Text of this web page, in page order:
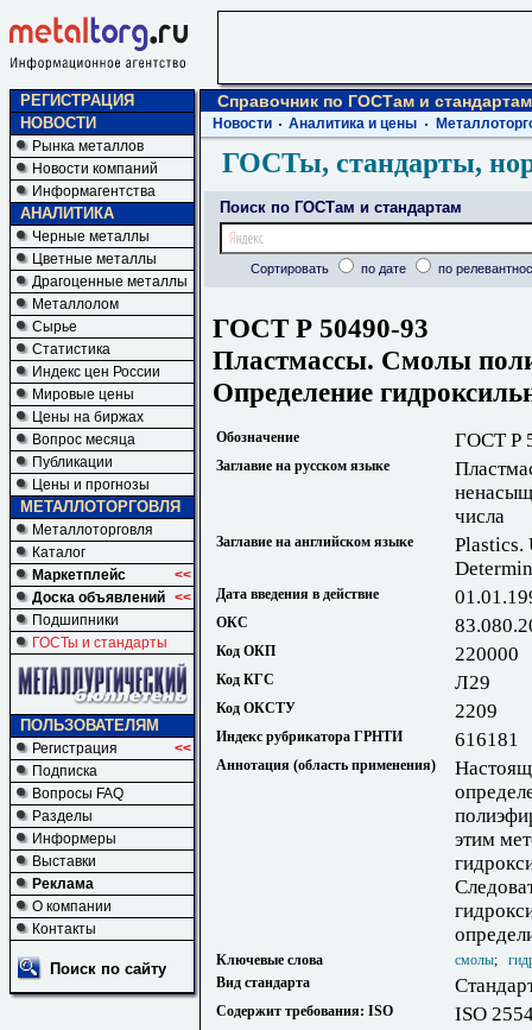
РЕГИСТРАЦИЯ
НОВОСТИ
Рынка металлов
Новости компаний
Информагентства
АНАЛИТИКА
Черные металлы
Цветные металлы
Драгоценные металлы
Металлолом
Сырье
Статистика
Индекс цен России
Мировые цены
Цены на биржах
Вопрос месяца
Публикации
Цены и прогнозы
МЕТАЛЛОТОРГОВЛЯ
Металлоторговля
Каталог
Маркетплейс
<<
Доска объявлений <<
Подшипники
ГОСТы и стандарты
ПОЛЬЗОВАТЕЛЯМ
Регистрация
<<
Подписка
Вопросы FAQ
Разделы
Информеры
Выставки
Реклама
О компании
Контакты
Поиск по сайту
Справочник по ГОСТам и стандартам
Новости Аналитика и цены
ГОСТы, стандарты,
Поиск по ГОСТам и стандартам
Сортировать по дате по
ГОСТ Р 50490-93
Пластмассы. Смолы
Определение
Обозначение ГОСТ Р
Заглавие на русском языке
числа
Заглавие на английском языке
Plastics.
Дата введения в действие
ОКС
Код ОКП 220000
Код КГС Л29
Код ОКСТУ 2209
Индекс рубрикатора ГРНТИ 616181
Аннотация (область применения)
этим
Ключевые слова смолы;
Вид стандарта
Содержит требования: ISO ISO